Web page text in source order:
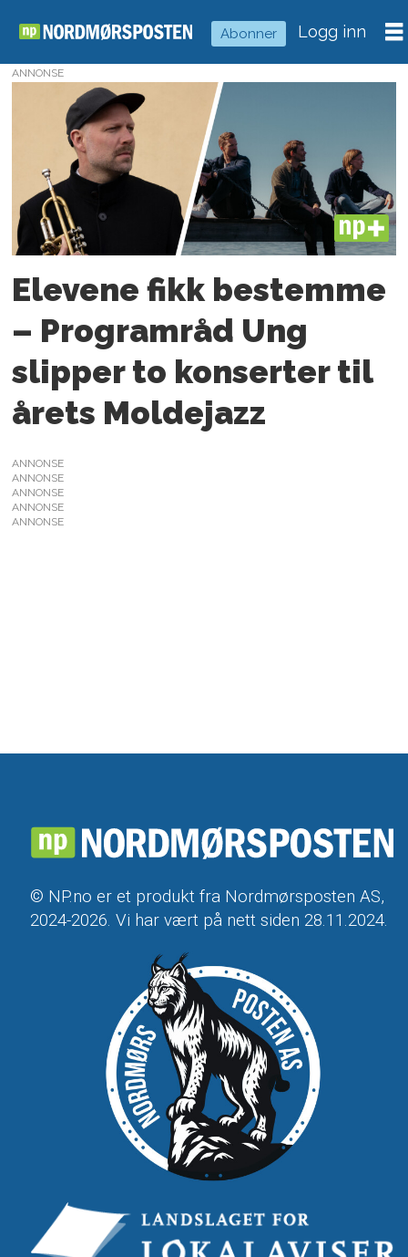
Abonner Logg inn
Tag:
videregående
elever
ANNONSE
PLUS
Elevene fikk bestemme
– Programråd Ung
slipper to konserter til
årets Moldejazz
ANNONSE
ANNONSE
ANNONSE
ANNONSE
ANNONSE
© NP.no er et produkt fra Nordmørsposten AS,
2024-2026. Vi har vært på nett siden 28.11.2024.